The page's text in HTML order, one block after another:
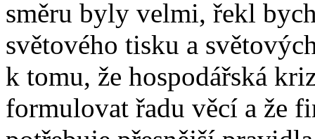
směru byly velmi, řekl
světového tisku a
k tomu, že hospodářská
formulovat řadu věcí a že